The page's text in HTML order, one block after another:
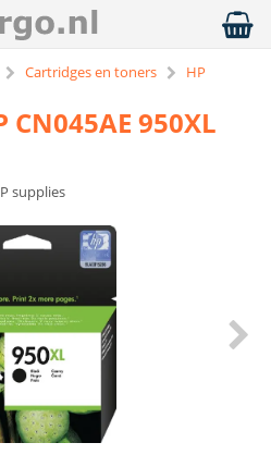
Cartridges en toners
HP
950XL
supplies